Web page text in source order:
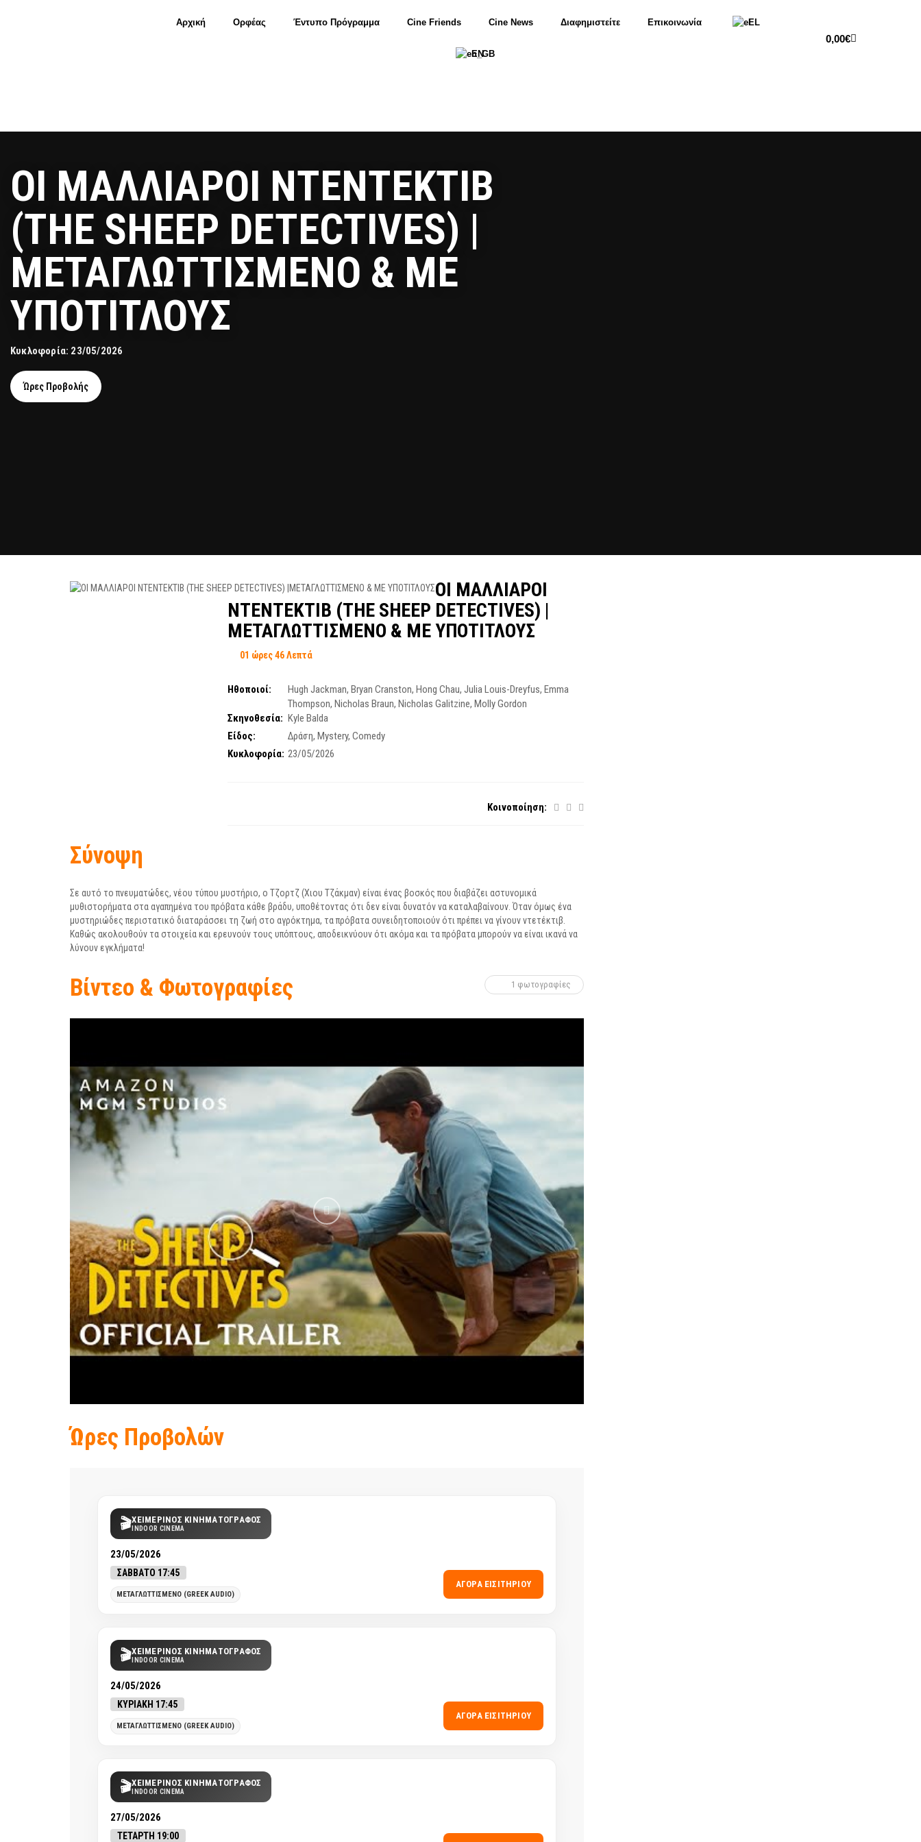
Αρχική Ορφέας Έντυπο Πρόγραμμα Cine Friends Cine News Διαφημιστείτε Επικοινωνία EL
EN
0,00€
OI MAΛΛΙΑΡΟΙ ΝΤΕΝΤΕΚΤΙΒ
(THE SHEEP DETECTIVES) |
ΜΕΤΑΓΛΩΤΤΙΣΜΕΝΟ & ΜΕ
ΥΠΟΤΙΤΛΟΥΣ
Κυκλοφορία: 23/05/2026
Ώρες Προβολής
OI MAΛΛΙΑΡΟΙ
ΝΤΕΝΤΕΚΤΙΒ (THE SHEEP DETECTIVES) |
ΜΕΤΑΓΛΩΤΤΙΣΜΕΝΟ & ΜΕ ΥΠΟΤΙΤΛΟΥΣ
01 ώρες 46 Λεπτά
Ηθοποιοί: Hugh Jackman,Bryan Cranston,Hong Chau,Julia Louis-Dreyfus,Emma
Thompson,Nicholas Braun,Nicholas Galitzine,Molly Gordon
Σκηνοθεσία: Kyle Balda
Είδος:
Δράση,Mystery,Comedy
Κυκλοφορία: 23/05/2026
Κοινοποίηση:
Σύνοψη
Σε αυτό το πνευματώδες, νέου τύπου μυστήριο, ο Τζορτζ (Χιου Τζάκμαν) είναι ένας βοσκός που διαβάζει αστυνομικά
μυθιστορήματα στα αγαπημένα του πρόβατα κάθε βράδυ, υποθέτοντας ότι δεν είναι δυνατόν να καταλαβαίνουν. Όταν όμως ένα
μυστηριώδες περιστατικό διαταράσσει τη ζωή στο αγρόκτημα, τα πρόβατα συνειδητοποιούν ότι πρέπει να γίνουν ντετέκτιβ.
Καθώς ακολουθούν τα στοιχεία και ερευνούν τους υπόπτους, αποδεικνύουν ότι ακόμα και τα πρόβατα μπορούν να είναι ικανά να
λύνουν εγκλήματα!
Βίντεο & Φωτογραφίες 1 φωτογραφίες
Ώρες Προβολών
🎬ΧΕΙΜΕΡΙΝΟΣ ΚΙΝΗΜΑΤΟΓΡΑΦΟΣ
INDOOR CINEMA
23/05/2026
ΣΑΒΒΑΤΟ 17:45
ΜΕΤΑΓΛΩΤΤΙΣΜΕΝΟ (GREEK AUDIO)
ΑΓΟΡΆ ΕΙΣΙΤΗΡΊΟΥ
🎬ΧΕΙΜΕΡΙΝΟΣ ΚΙΝΗΜΑΤΟΓΡΑΦΟΣ
INDOOR CINEMA
24/05/2026
ΚΥΡΙΑΚΗ 17:45
ΜΕΤΑΓΛΩΤΤΙΣΜΕΝΟ (GREEK AUDIO)
ΑΓΟΡΆ ΕΙΣΙΤΗΡΊΟΥ
🎬ΧΕΙΜΕΡΙΝΟΣ ΚΙΝΗΜΑΤΟΓΡΑΦΟΣ
INDOOR CINEMA
27/05/2026
ΤΕΤΑΡΤΗ 19:00